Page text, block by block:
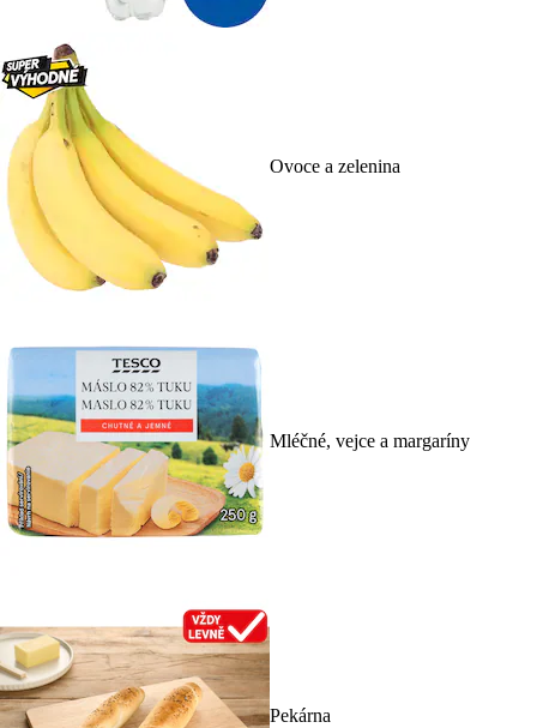
Ovoce a zelenina
Mléčné, vejce a margaríny
Pekárna